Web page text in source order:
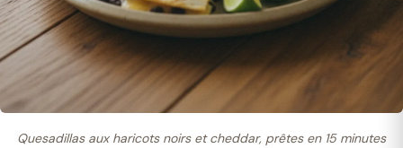
Quesadillas aux haricots noirs et cheddar, prêtes en 15 minutes